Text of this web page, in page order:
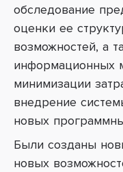
обследование
оценки ее
возможностей, а
информационных
минимизации
внедрение
новых
Были созданы
новых